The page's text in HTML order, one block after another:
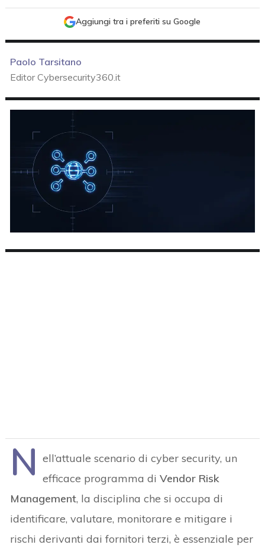
Aggiungi tra i preferiti su Google
Paolo Tarsitano
Editor Cybersecurity360.it
N ell’attuale scenario di cyber security, un
efficace programma diVendor Risk
Management, la disciplina che si occupa di
identificare, valutare, monitorare e mitigare i
rischi derivanti dai fornitori terzi, è essenziale per